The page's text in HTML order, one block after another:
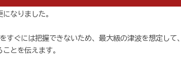
なりました。
ぐには把握できないため、最大級の津波を想定して、
とを伝えます。